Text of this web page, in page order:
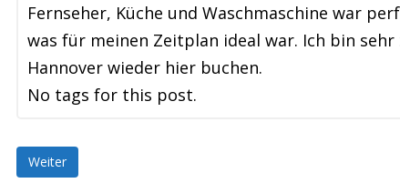
Fernseher, Küche und Waschmaschine war
was für meinen Zeitplan ideal war. Ich bin
Hannover wieder hier buchen.
No tags for this post.
Weiter